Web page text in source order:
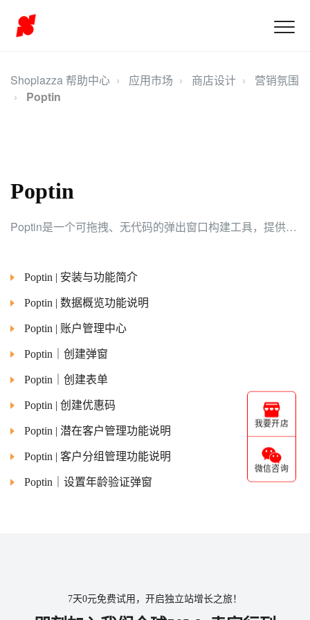
Shoplazza 帮助中心 应用市场 商店设计
营销氛围
Poptin
Poptin
Poptin是一个可拖拽、无代码的弹出窗口构建工具，提供多种功能、工具和模板，您可以创建各种类型的弹窗广告、优惠活动等。帮助您的网站提供更具吸引力和个性化的用户体验。
Poptin | 安装与功能简介
Poptin | 数据概览功能说明
Poptin | 账户管理中心
Poptin｜创建弹窗
Poptin｜创建表单
Poptin | 创建优惠码
Poptin | 潜在客户管理功能说明
Poptin | 客户分组管理功能说明
Poptin｜设置年龄验证弹窗
我要开店
微信咨询
7天0元免费试用，开启独立站增长之旅！